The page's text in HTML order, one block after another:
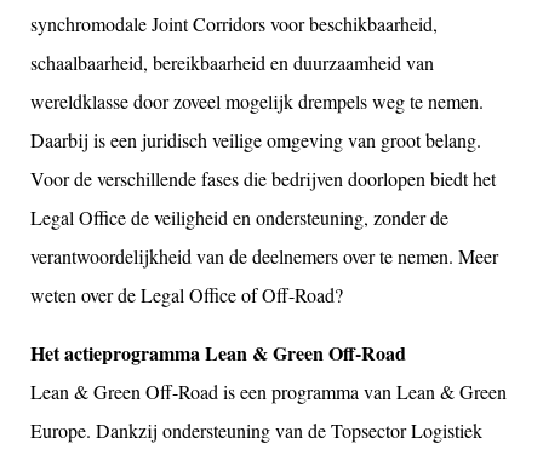
synchromodale Joint Corridors voor beschikbaarheid,
schaalbaarheid, bereikbaarheid en duurzaamheid van
wereldklasse door zoveel mogelijk drempels weg te nemen.
Daarbij is een juridisch veilige omgeving van groot belang.
Voor de verschillende fases die bedrijven doorlopen biedt het
Legal Office de veiligheid en ondersteuning, zonder de
verantwoordelijkheid van de deelnemers over te nemen. Meer
weten over de Legal Office of Off-Road?
Het actieprogramma Lean & Green Off-Road
Lean & Green Off-Road is een programma van Lean & Green
Europe. Dankzij ondersteuning van de Topsector Logistiek